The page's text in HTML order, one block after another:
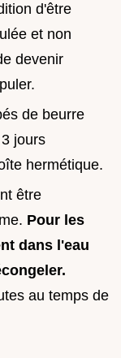
d'être
et non
devenir
de beurre
jours
hermétique.
être
Pour les
dans l'eau
au temps de